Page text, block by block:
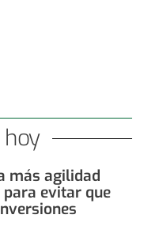
hoy
más agilidad
evitar que